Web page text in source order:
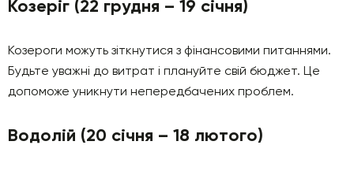
Козеріг (22 грудня – 19 січня)
Козероги можуть зіткнутися з фінансовими питаннями.
Будьте уважні до витрат і плануйте свій бюджет. Це
допоможе уникнути непередбачених проблем.
Водолій (20 січня – 18 лютого)